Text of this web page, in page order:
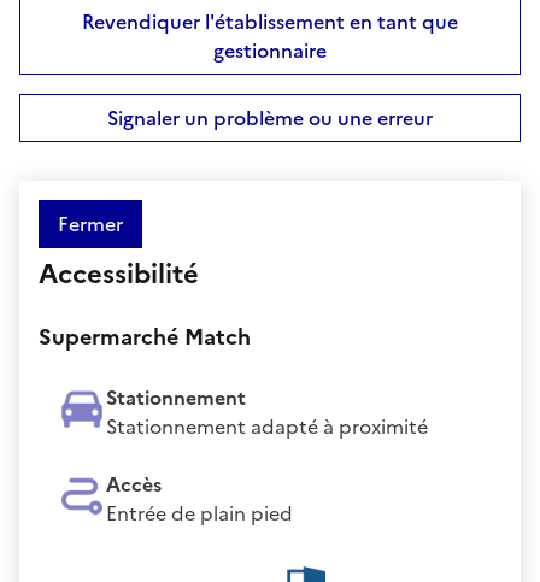
Revendiquer l'établissement en tant que
gestionnaire
Signaler un problème ou une erreur
Fermer
Accessibilité
Supermarché Match
Stationnement
Stationnement adapté à proximité
Accès
Entrée de plain pied